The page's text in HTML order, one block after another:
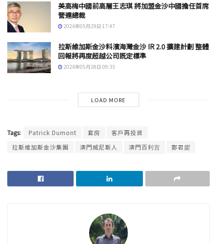
美高梅中國前高層王志琪 將加盟金沙中國擔任首席
營運總裁
2026年05月29日 17:47
拉斯維加斯金沙料濱海灣金沙 IR 2.0 擴建計劃 整體
回報將再度超越公司既定標準
2026年05月28日 09:35
LOAD MORE
Tags: Patrick Dumont 套房
客戶再投資
拉斯維加斯金沙集團
澳門威尼斯人 澳門百利宫 鄭君諾